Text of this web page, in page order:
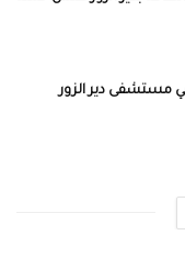
في مستشفى دير الزور